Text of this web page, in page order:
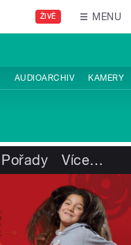
ŽIVĚ MENU
AUDIOARCHIV KAMERY
Pořady Více…